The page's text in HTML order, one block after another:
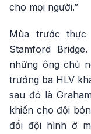
cho mọi người.”
Mùa trước
Stamford
những ông chủ
trướng ba HLV
sau đó là
khiến cho đội
đổi đội hình ở